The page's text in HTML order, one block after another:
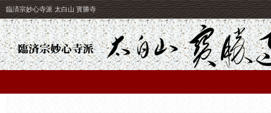
臨済宗妙心寺派 太白山 寳勝寺